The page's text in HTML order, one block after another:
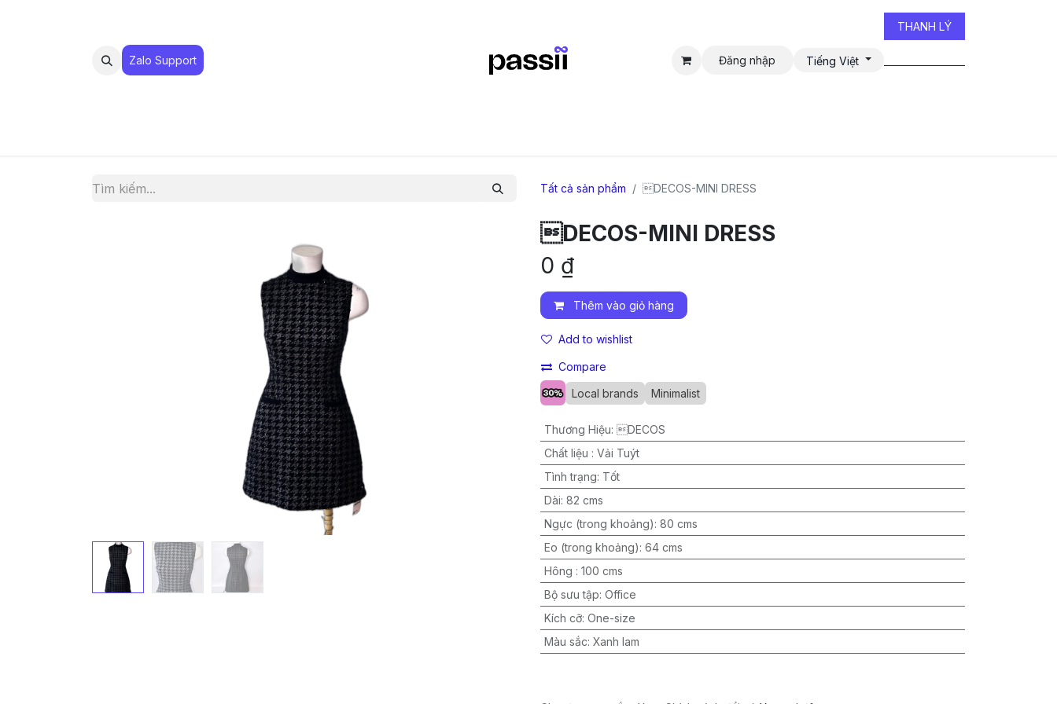
Zalo Suppo​​​​​​rt Đăng nhập Tiếng Việt
THANH LÝ
Tất cả sản phẩm DECOS-MINI DRESS
DECOS-MINI DRESS
0 ₫
Thêm vào giỏ hàng
Add to wishlist
Compare
Local brands
Minimalist
Thương Hiệu: DECOS
Chất liệu : Vải Tuýt
Tình trạng: Tốt
Dài: 82 cms
Ngực (trong khoảng): 80 cms
Eo (trong khoảng): 64 cms
Hông : 100 cms
Bộ sưu tập: Office
Kích cỡ: One-size
Màu sắc: Xanh lam